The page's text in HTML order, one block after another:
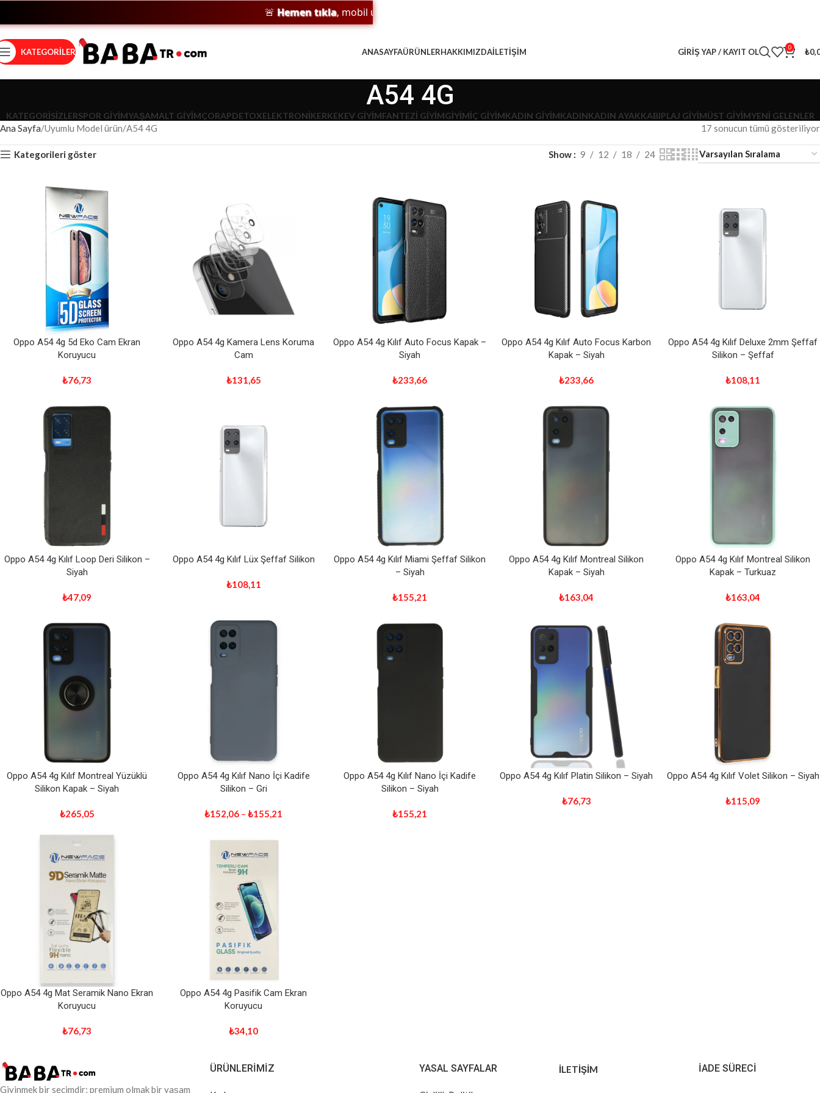
Hemen tıkla, mobil uygulamamızı indir;
KATEGORILER ANASAYFAÜRÜNLERHAKKIMIZDAİLETIŞIM GIRIŞ YAP / KAYIT OL 0 ₺
A54 4G
KATEGORISIZLERSPOR GIYIMYAŞAMALT GIYIMÇORAPDETOXELEKTRONIKERKEKEV GIYIMFANTEZI GIYIMGIYIMİÇ GIYIMKADIN GİYİMKADINKADIN AYAKKABIPLAJ GIYIMÜST GIYIMYENI GELENLER
Ana Sayfa Uyumlu Model ürün A54 4G 17 sonucun tümü gösteriliyor
Kategorileri göster Show 9 12 18 24
Oppo A54 4g 5d Eko Cam Ekran
Koruyucu
₺76,73
Oppo A54 4g Kamera Lens Koruma
Cam
₺131,65
Oppo A54 4g Kılıf Auto Focus Kapak –
Siyah
₺233,66
Oppo A54 4g Kılıf Auto Focus Karbon
Kapak – Siyah
₺233,66
Oppo A54 4g Kılıf Deluxe 2mm Şeffaf
Silikon – Şeffaf
₺108,11
Oppo A54 4g Kılıf Loop Deri Silikon –
Siyah
₺47,09
Oppo A54 4g Kılıf Lüx Şeffaf Silikon
₺108,11
Oppo A54 4g Kılıf Miami Şeffaf Silikon
– Siyah
₺155,21
Oppo A54 4g Kılıf Montreal Silikon
Kapak – Siyah
₺163,04
Oppo A54 4g Kılıf Montreal Silikon
Kapak – Turkuaz
₺163,04
Oppo A54 4g Kılıf Montreal Yüzüklü
Silikon Kapak – Siyah
₺265,05
Oppo A54 4g Kılıf Nano İçi Kadife
Silikon – Gri
₺152,06 –₺155,21
Oppo A54 4g Kılıf Nano İçi Kadife
Silikon – Siyah
₺155,21
Oppo A54 4g Kılıf Platin Silikon – Siyah
₺76,73
Oppo A54 4g Kılıf Volet Silikon – Siyah
₺115,09
Oppo A54 4g Mat Seramik Nano Ekran
Koruyucu
₺76,73
Oppo A54 4g Pasifik Cam Ekran
Koruyucu
₺34,10
Giyinmek bir seçimdir; premium olmak bir yaşam
ÜRÜNLERIMIZ YASAL SAYFALAR İLETİŞİM İADE SÜRECİ